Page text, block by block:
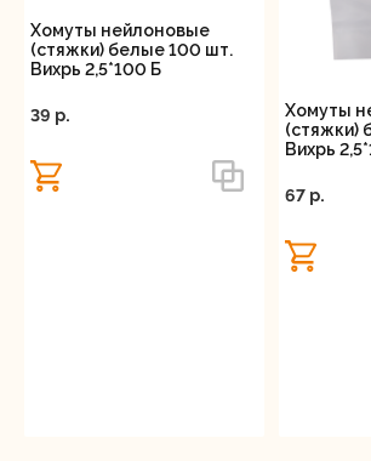
Хомуты нейлоновые
(стяжки) белые 100 шт.
Вихрь 2,5*100 Б
39 p.
Хомуты
(стяжки)
Вихрь
67 p.